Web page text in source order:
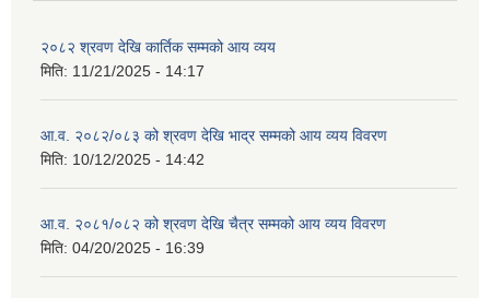
२०८२ श्रवण देखि कार्तिक सम्मको आय व्यय
मिति: 11/21/2025 - 14:17
आ.व. २०८२/०८३ को श्रवण देखि भाद्र सम्मको आय व्यय विवरण
मिति: 10/12/2025 - 14:42
आ.व. २०८१/०८२ को श्रवण देखि चैत्र सम्मको आय व्यय विवरण
मिति: 04/20/2025 - 16:39